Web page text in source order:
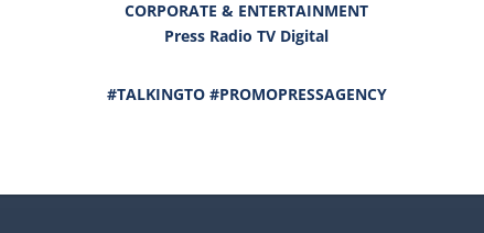
CORPORATE & ENTERTAINMENT
Press Radio TV Digital
#TALKINGTO #PROMOPRESSAGENCY